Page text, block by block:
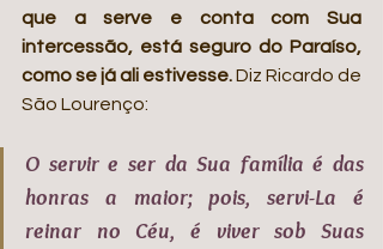
que a serve e conta com Sua
intercessão, está seguro do Paraíso,
como se já ali estivesse. Diz Ricardo de
São Lourenço:
O servir e ser da Sua família é das
honras a maior; pois, servi-La é
reinar no Céu, é viver sob Suas